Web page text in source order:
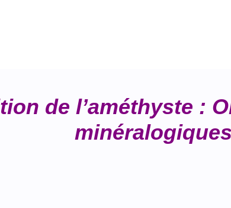
de l’améthyste :
minéralogiques